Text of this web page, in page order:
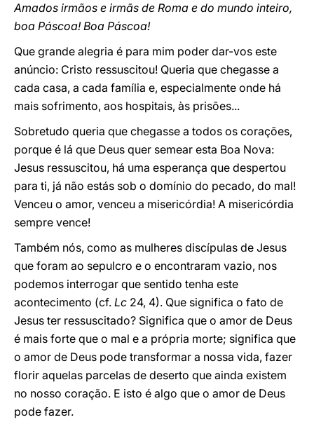
Amados irmãos e irmãs de Roma e do mundo inteiro,
boa Páscoa! Boa Páscoa!
Que grande alegria é para mim poder dar-vos este
anúncio: Cristo ressuscitou! Queria que chegasse a
cada casa, a cada família e, especialmente onde há
mais sofrimento, aos hospitais, às prisões...
Sobretudo queria que chegasse a todos os corações,
porque é lá que Deus quer semear esta Boa Nova:
Jesus ressuscitou, há uma esperança que despertou
para ti, já não estás sob o domínio do pecado, do mal!
Venceu o amor, venceu a misericórdia! A misericórdia
sempre vence!
Também nós, como as mulheres discípulas de Jesus
que foram ao sepulcro e o encontraram vazio, nos
podemos interrogar que sentido tenha este
acontecimento (cf. Lc 24, 4). Que significa o fato de
Jesus ter ressuscitado? Significa que o amor de Deus
é mais forte que o mal e a própria morte; significa que
o amor de Deus pode transformar a nossa vida, fazer
florir aquelas parcelas de deserto que ainda existem
no nosso coração. E isto é algo que o amor de Deus
pode fazer.